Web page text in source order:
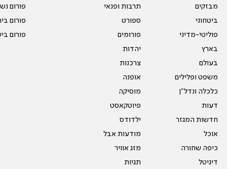
מבזקים
ביטחוני
פוליטי-מדיני
בארץ
בעולם
משפט ופלילים
כלכלה ונדל"ן
דעות
חדשות המגזר
אוכל
כיפה שחורה
דיגיטל
תרבות ופנאי
ספורט
פורומים
יהדות
צרכנות
אופנה
מוסיקה
פיוטקאסט
ילדודס
מודעות אבל
מזג אוויר
תגיות
פורום
פורום
פורום